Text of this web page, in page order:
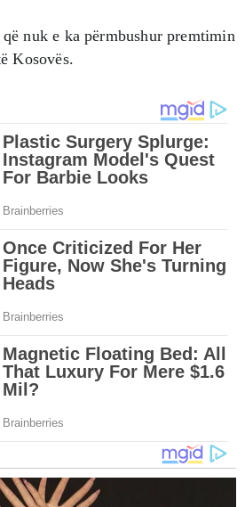
nuk e ka përmbushur premtimin
Kosovës.